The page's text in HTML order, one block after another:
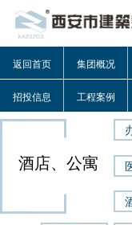
返回首页 集团概况
招投信息 工程案例
酒店、公寓